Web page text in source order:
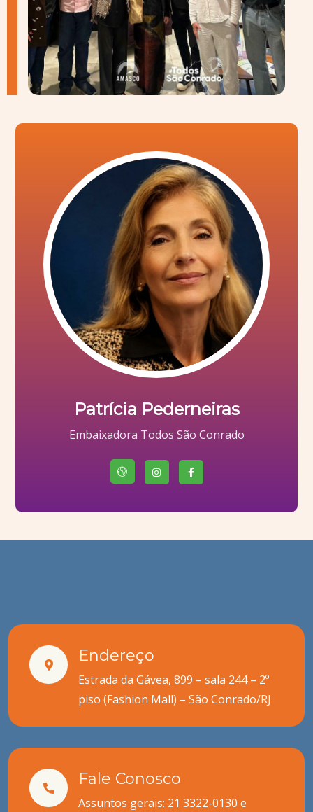
Patrícia Pederneiras
Embaixadora Todos São Conrado
Endereço
Estrada da Gávea, 899 – sala 244 – 2º
piso (Fashion Mall) – São Conrado/RJ
Fale Conosco
Assuntos gerais: 21 3322-0130 e